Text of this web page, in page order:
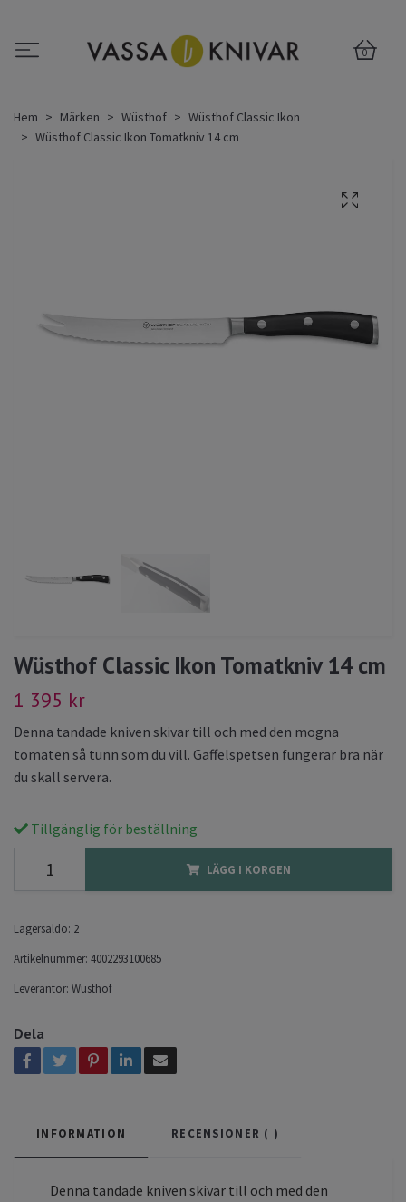
0
Hem Märken Wüsthof
Wüsthof Classic Ikon
Wüsthof Classic Ikon Tomatkniv 14 cm
Wüsthof Classic Ikon Tomatkniv 14 cm
1 395 kr
Denna tandade kniven skivar till och med den mogna
tomaten så tunn som du vill. Gaffelspetsen fungerar bra när
du skall servera.
Tillgänglig för beställning
LÄGG I KORGEN
Lagersaldo: 2
Artikelnummer: 4002293100685
Leverantör: Wüsthof
Dela
INFORMATION RECENSIONER ( )
Denna tandade kniven skivar till och med den